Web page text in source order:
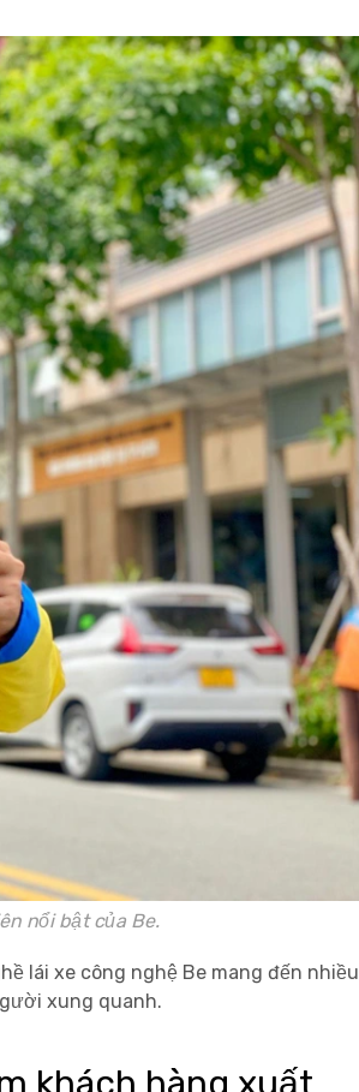
của Be.
lái xe công nghệ Be mang đến nhiều
xung quanh.
khách hàng xuất